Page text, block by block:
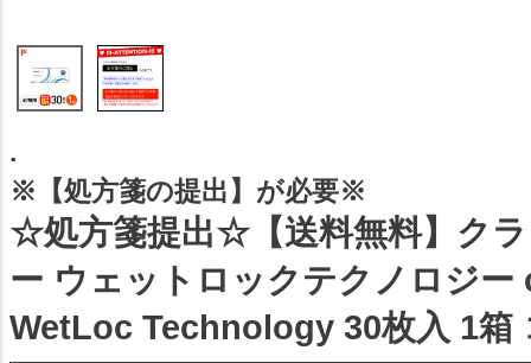
.
※【処方箋の提出】が必要※
☆処方箋提出☆【送料無料】ク
ー ウェットロックテクノロジ
WetLoc Technology 30枚入 1箱